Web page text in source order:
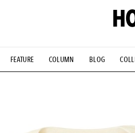
FEATURE COLUMN BLOG
#ESSENTIAL DESIGNS #古着サミット
#Commune H #FOCUS IT #AH.H